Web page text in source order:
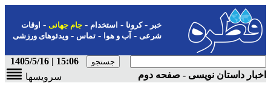
-کرونا-استخدام- جام جهانی-اوقات
شرعی-آب و هوا-تماس-ویدئوهای ورزشی
15:06 | 1405/5/16
داستان نویسی - صفحه دوم
سرویسها